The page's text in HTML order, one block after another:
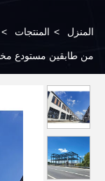
المنزل > المنتجات >
من طابقين مستودع